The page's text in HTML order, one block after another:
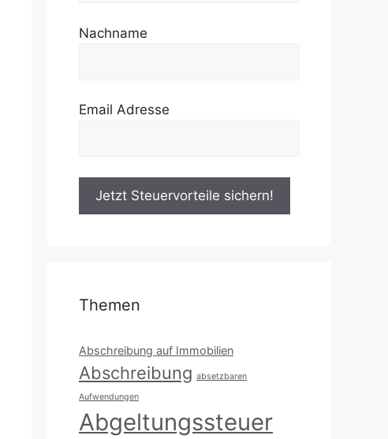
Nachname
Email Adresse
Themen
Abschreibung auf Immobilien
Abschreibung absetzbaren
Aufwendungen
Abgeltungssteuer